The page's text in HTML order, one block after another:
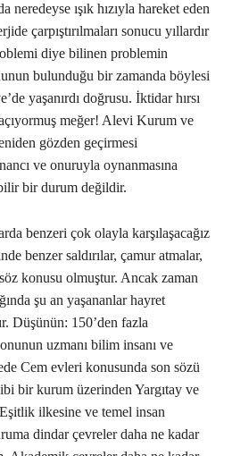
neredeyse ışık hızıyla hareket eden
çarpıştırılmaları sonucu yıllardır
diye bilinen problemin
bulunduğu bir zamanda böylesi
yaşanırdı doğrusu. İktidar hırsı
meğer! Alevi Kurum ve
gözden geçirmesi
ve onuruyla oynanmasına
bir durum değildir.
benzeri çok olayla karşılaşacağız
benzer saldırılar, çamur atmalar,
konusu olmuştur. Ancak zaman
şu an yaşananlar hayret
Düşünün: 150’den fazla
uzmanı bilim insanı ve
Cem evleri konusunda son sözü
bir kurum üzerinden Yargıtay ve
ilkesine ve temel insan
dindar çevreler daha ne kadar